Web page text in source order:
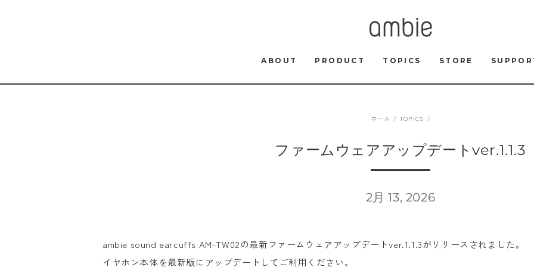
ABOUT PRODUCT TOPICS STORE
ホーム / TOPICS /
ファームウェアアップデートver.1.1.3
2月 13, 2026
ambie sound earcuffs AM-TW02の最新ファームウェアアップデートver.1.1.3がリリースされました。
イヤホン本体を最新版にアップデートしてご利用ください。